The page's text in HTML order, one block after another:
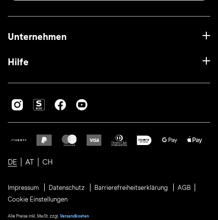
Unternehmen
Hilfe
DE AT CH
Impressum Datenschutz Barrierefreiheitserklärung
AGB
Cookie Einstellungen
Alle Preise inkl. MwSt. zzgl. Versandkosten